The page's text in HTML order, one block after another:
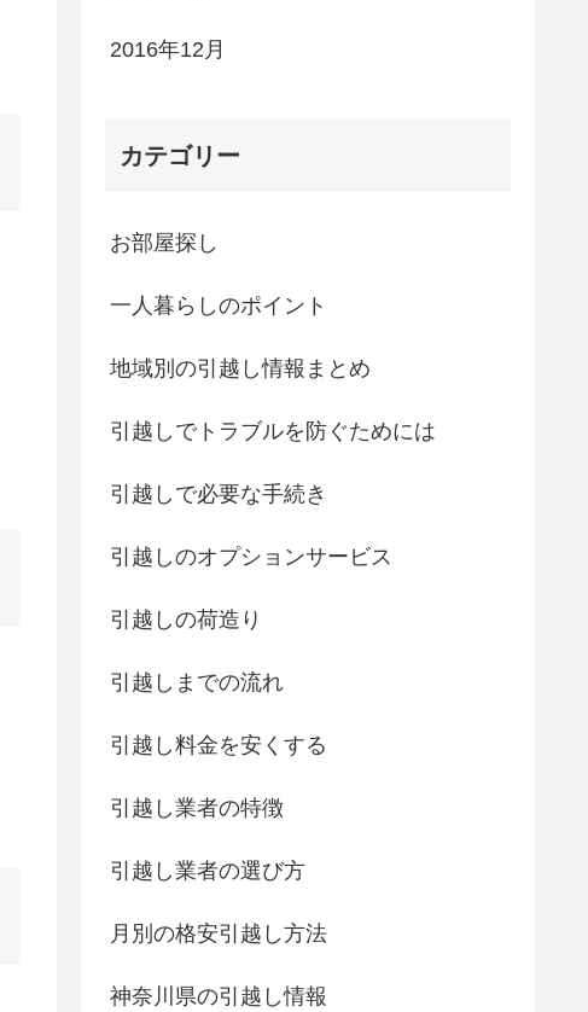
2016年12月
カテゴリー
お部屋探し
一人暮らしのポイント
地域別の引越し情報まとめ
引越しでトラブルを防ぐためには
引越しで必要な手続き
引越しのオプションサービス
引越しの荷造り
引越しまでの流れ
引越し料金を安くする
引越し業者の特徴
引越し業者の選び方
月別の格安引越し方法
神奈川県の引越し情報